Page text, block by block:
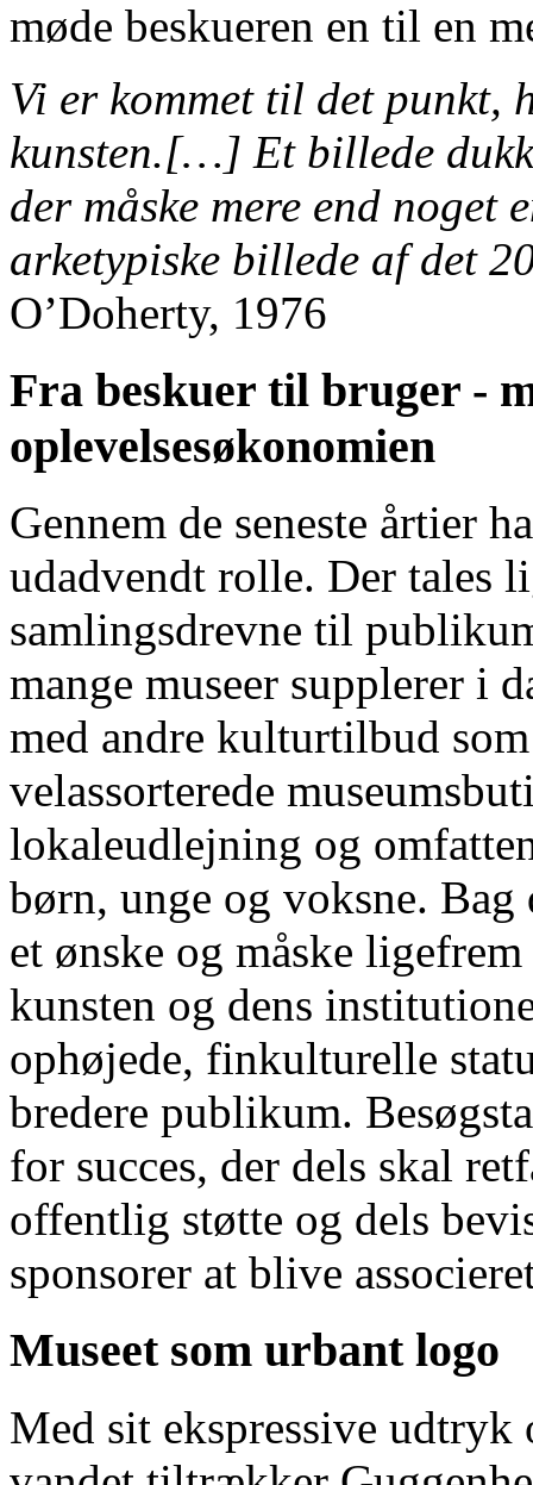
møde beskueren en til en
Vi er kommet til det punkt,
kunsten.[…] Et billede
der måske mere end noget
arketypiske billede af det
O’Doherty, 1976
Fra beskuer til bruger -
oplevelsesøkonomien
Gennem de seneste årtier
udadvendt rolle. Der tales
samlingsdrevne til
mange museer supplerer i
med andre kulturtilbud
velassorterede
lokaleudlejning og
børn, unge og voksne.
et ønske og måske
kunsten og dens
ophøjede, finkulturelle
bredere publikum.
for succes, der dels skal
offentlig støtte og dels
sponsorer at blive
Museet som urbant logo
Med sit ekspressive udtryk